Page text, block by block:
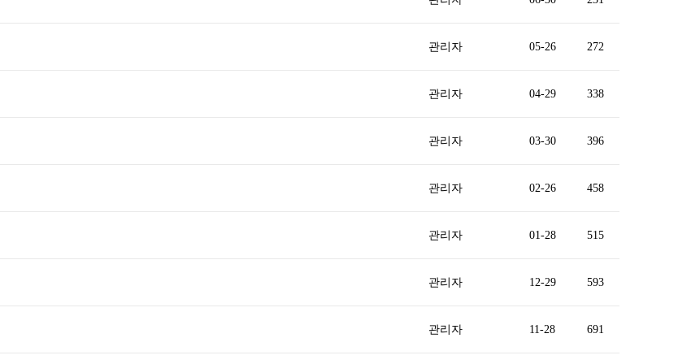
관리자 05-26 272
관리자 04-29 338
관리자 03-30 396
관리자 02-26 458
관리자 01-28 515
관리자 12-29 593
관리자 11-28 691